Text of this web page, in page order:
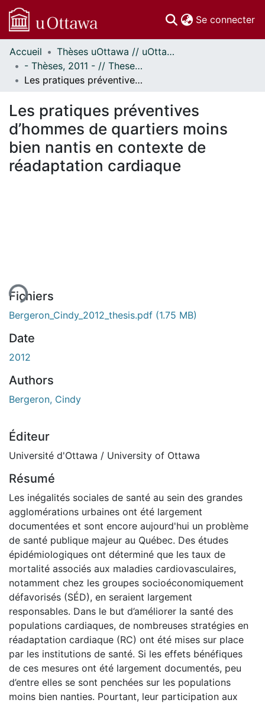
Se connecter
Communautés
et collections
Parcourir
À propos
Accueil
Thèses uOttawa // uOttawa Theses
- Thèses, 2011 - // Theses, 2011 -
Les pratiques préventives d’hommes de quartiers moins bien nantis en contexte de réadaptation cardiaque
Les pratiques préventives
d’hommes de quartiers moins
bien nantis en contexte de
réadaptation cardiaque
Fichiers
Bergeron_Cindy_2012_thesis.pdf (1.75 MB)
Date
2012
Authors
Bergeron, Cindy
Éditeur
Université d'Ottawa / University of Ottawa
Résumé
Les inégalités sociales de santé au sein des grandes
agglomérations urbaines ont été largement
documentées et sont encore aujourd'hui un problème
de santé publique majeur au Québec. Des études
épidémiologiques ont déterminé que les taux de
mortalité associés aux maladies cardiovasculaires,
notamment chez les groupes socioéconomiquement
défavorisés (SÉD), en seraient largement
responsables. Dans le but d’améliorer la santé des
populations cardiaques, de nombreuses stratégies en
réadaptation cardiaque (RC) ont été mises sur place
par les institutions de santé. Si les effets bénéfiques
de ces mesures ont été largement documentés, peu
d’entre elles se sont penchées sur les populations
moins bien nanties. Pourtant, leur participation aux